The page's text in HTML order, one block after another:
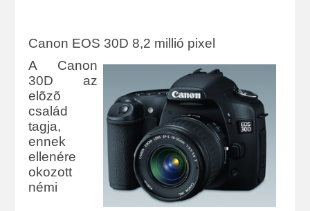
Canon EOS 30D 8,2 millió pixel
A Canon
30D az
elõzõ
család
tagja,
ennek
ellenére
okozott
némi